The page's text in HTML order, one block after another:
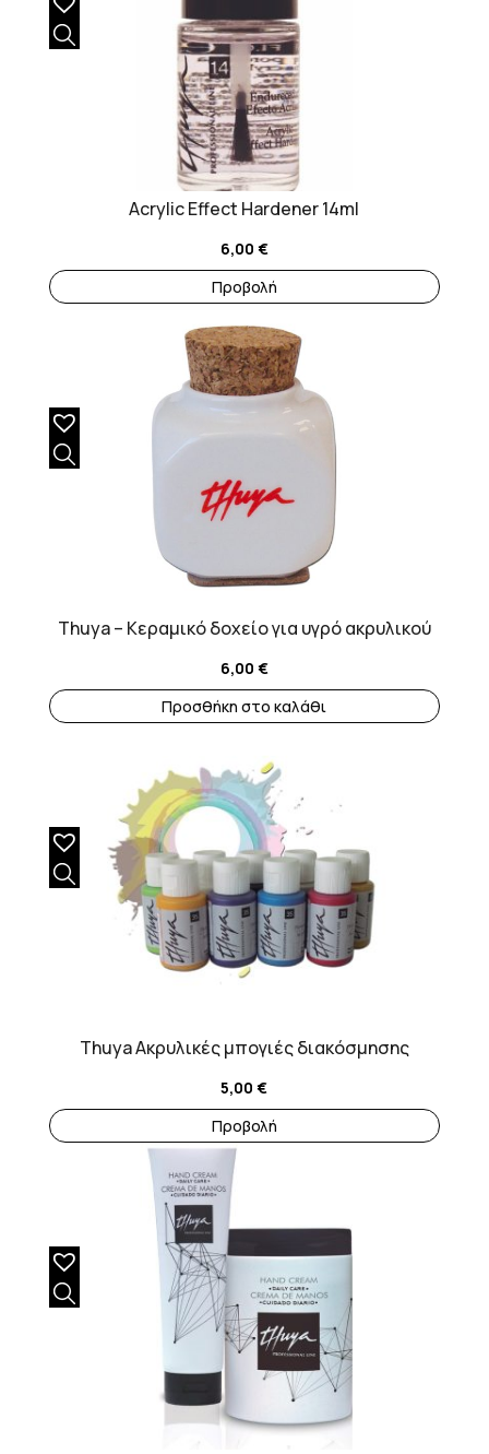
Acrylic Effect Hardener 14ml
6,00 €
Προβολή
Thuya – Κεραμικό δοχείο για υγρό ακρυλικού
6,00 €
Προσθήκη στο καλάθι
Thuya Ακρυλικές μπογιές διακόσμησης
5,00€
Προβολή
πολλαπλές
παραλλαγές.
του
προϊόντος